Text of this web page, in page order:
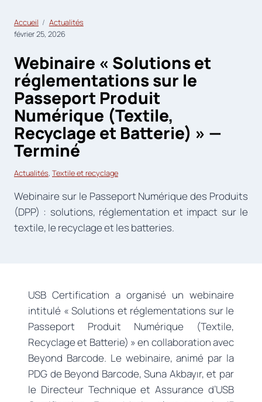
Accueil
Actualités
février 25, 2026
Webinaire « Solutions et
réglementations sur le
Passeport Produit
Numérique (Textile,
Recyclage et Batterie) » —
Terminé
Actualités, Textile et recyclage
Webinaire sur le Passeport Numérique des Produits
(DPP) : solutions, réglementation et impact sur le
textile, le recyclage et les batteries.
USB Certification a organisé un webinaire
intitulé « Solutions et réglementations sur le
Passeport Produit Numérique (Textile,
Recyclage et Batterie) » en collaboration avec
Beyond Barcode. Le webinaire, animé par la
PDG de Beyond Barcode, Suna Akbayır, et par
le Directeur Technique et Assurance d’USB